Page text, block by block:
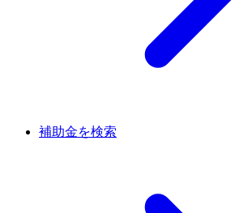
補助金を検索